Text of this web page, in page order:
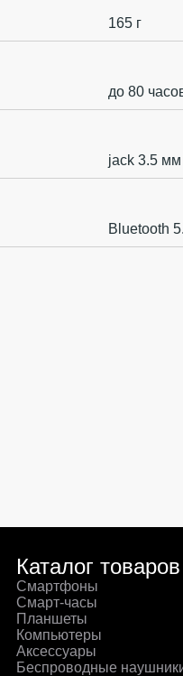
165 г
до 80
jack 3.5 мм
Bluetooth
Каталог товаров
Смартфоны
Смарт-часы
Планшеты
Компьютеры
Аксессуары
Беспроводные